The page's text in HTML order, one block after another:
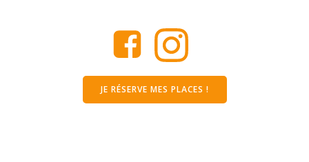
JE RÉSERVE MES PLACES !